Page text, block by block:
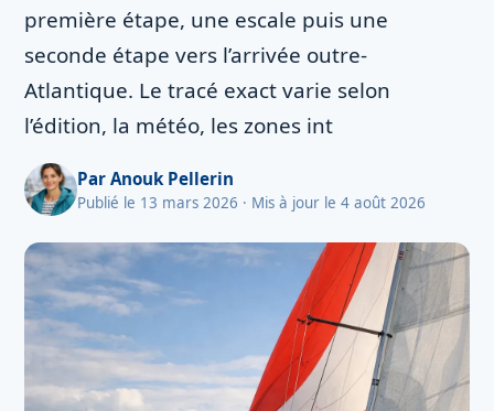
première étape, une escale puis une
seconde étape vers l’arrivée outre-
Atlantique. Le tracé exact varie selon
l’édition, la météo, les zones int
Par Anouk Pellerin
Publié le 13 mars 2026 · Mis à jour le 4 août 2026